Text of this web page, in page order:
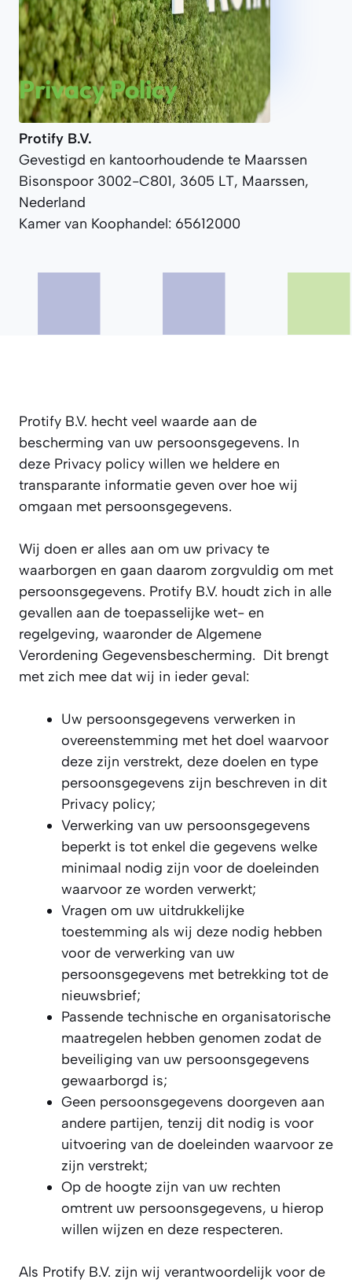
Privacy Policy
Protify B.V.
Gevestigd en kantoorhoudende te Maarssen
Bisonspoor 3002-C801, 3605 LT, Maarssen,
Nederland
Kamer van Koophandel: 65612000
Protify B.V. hecht veel waarde aan de
bescherming van uw persoonsgegevens. In
deze Privacy policy willen we heldere en
transparante informatie geven over hoe wij
omgaan met persoonsgegevens.
Wij doen er alles aan om uw privacy te
waarborgen en gaan daarom zorgvuldig om met
persoonsgegevens. Protify B.V. houdt zich in alle
gevallen aan de toepasselijke wet- en
regelgeving, waaronder de Algemene
Verordening Gegevensbescherming. Dit brengt
met zich mee dat wij in ieder geval:
Uw persoonsgegevens verwerken in
overeenstemming met het doel waarvoor
deze zijn verstrekt, deze doelen en type
persoonsgegevens zijn beschreven in dit
Privacy policy;
Verwerking van uw persoonsgegevens
beperkt is tot enkel die gegevens welke
minimaal nodig zijn voor de doeleinden
waarvoor ze worden verwerkt;
Vragen om uw uitdrukkelijke
toestemming als wij deze nodig hebben
voor de verwerking van uw
persoonsgegevens met betrekking tot de
nieuwsbrief;
Passende technische en organisatorische
maatregelen hebben genomen zodat de
beveiliging van uw persoonsgegevens
gewaarborgd is;
Geen persoonsgegevens doorgeven aan
andere partijen, tenzij dit nodig is voor
uitvoering van de doeleinden waarvoor ze
zijn verstrekt;
Op de hoogte zijn van uw rechten
omtrent uw persoonsgegevens, u hierop
willen wijzen en deze respecteren.
Als Protify B.V. zijn wij verantwoordelijk voor de